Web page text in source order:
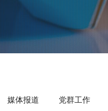
媒体报道 党群工作